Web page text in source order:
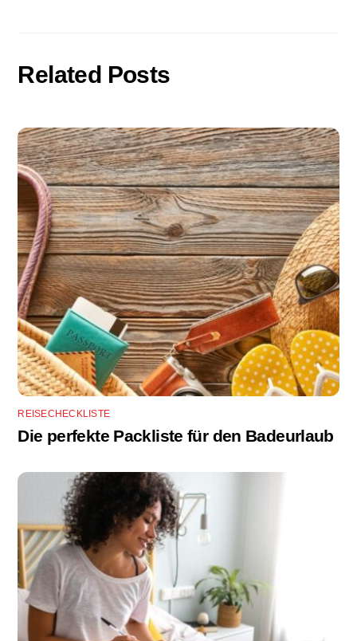
Related Posts
REISECHECKLISTE
Die perfekte Packliste für den Badeurlaub